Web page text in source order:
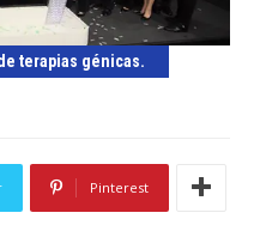
terapias génicas.
Pinterest